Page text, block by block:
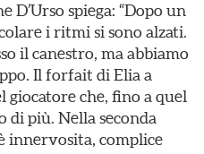
D’Urso spiega: “Dopo un
i ritmi si sono alzati.
il canestro, ma abbiamo
Il forfait di Elia a
giocatore che, fino a quel
di più. Nella seconda
innervosita, complice